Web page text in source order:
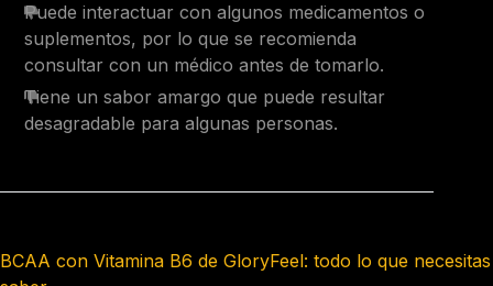
Puede interactuar con algunos medicamentos o
suplementos, por lo que se recomienda
consultar con un médico antes de tomarlo.
Tiene un sabor amargo que puede resultar
desagradable para algunas personas.
BCAA con Vitamina B6 de GloryFeel: todo lo que necesitas